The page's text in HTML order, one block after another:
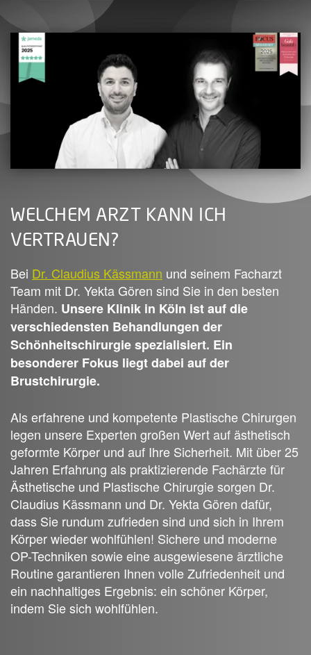
WELCHEM ARZT KANN ICH
VERTRAUEN?
Bei Dr. Claudius Kässmann und seinem Facharzt
Team mit Dr. Yekta Gören sind Sie in den besten
Händen. Unsere Klinik in Köln ist auf die
verschiedensten Behandlungen der
Schönheitschirurgie spezialisiert. Ein
besonderer Fokus liegt dabei auf der
Brustchirurgie.
Als erfahrene und kompetente Plastische Chirurgen
legen unsere Experten großen Wert auf ästhetisch
geformte Körper und auf Ihre Sicherheit. Mit über 25
Jahren Erfahrung als praktizierende Fachärzte für
Ästhetische und Plastische Chirurgie sorgen Dr.
Claudius Kässmann und Dr. Yekta Gören dafür,
dass Sie rundum zufrieden sind und sich in Ihrem
Körper wieder wohlfühlen! Sichere und moderne
OP-Techniken sowie eine ausgewiesene ärztliche
Routine garantieren Ihnen volle Zufriedenheit und
ein nachhaltiges Ergebnis: ein schöner Körper,
indem Sie sich wohlfühlen.